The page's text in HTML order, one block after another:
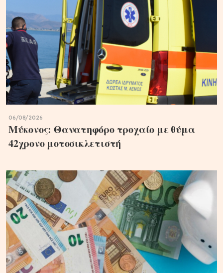
06/08/2026
Μύκονος: Θανατηφόρο τροχαίο με θύμα
42χρονο μοτοσικλετιστή